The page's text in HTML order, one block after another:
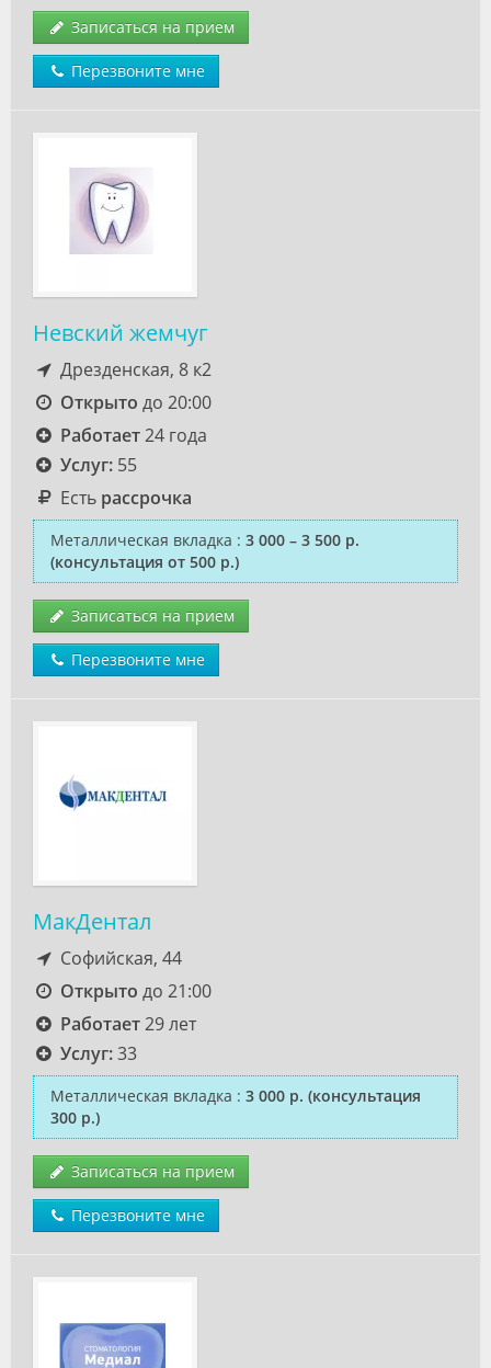
Записаться на прием
Перезвоните мне
Невский жемчуг
Дрезденская, 8 к2
Открыто до 20:00
Работает24 года
Услуг:55
Есть рассрочка
Металлическая вкладка : 3 000 – 3 500 р.
(консультация от 500 р.)
Записаться на прием
Перезвоните мне
МакДентал
Софийская, 44
Открыто до 21:00
Работает29 лет
Услуг:33
Металлическая вкладка : 3 000 р. (консультация
300 р.)
Записаться на прием
Перезвоните мне